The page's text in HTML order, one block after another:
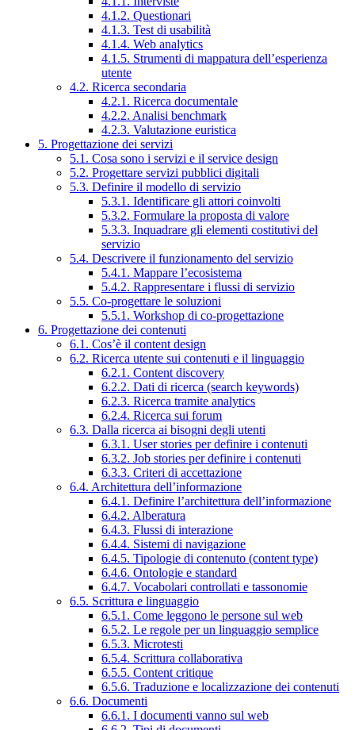
4.1.2. Questionari
4.1.3. Test di usabilità
4.1.4. Web analytics
4.1.5. Strumenti di mappatura dell’esperienza
utente
4.2. Ricerca secondaria
4.2.1. Ricerca documentale
4.2.2. Analisi benchmark
4.2.3. Valutazione euristica
5. Progettazione dei servizi
5.1. Cosa sono i servizi e il service design
5.2. Progettare servizi pubblici digitali
5.3. Definire il modello di servizio
5.3.1. Identificare gli attori coinvolti
5.3.2. Formulare la proposta di valore
5.3.3. Inquadrare gli elementi costitutivi del
servizio
5.4. Descrivere il funzionamento del servizio
5.4.1. Mappare l’ecosistema
5.4.2. Rappresentare i flussi di servizio
5.5. Co-progettare le soluzioni
5.5.1. Workshop di co-progettazione
6. Progettazione dei contenuti
6.1. Cos’è il content design
6.2. Ricerca utente sui contenuti e il linguaggio
6.2.1. Content discovery
6.2.2. Dati di ricerca (search keywords)
6.2.3. Ricerca tramite analytics
6.2.4. Ricerca sui forum
6.3. Dalla ricerca ai bisogni degli utenti
6.3.1. User stories per definire i contenuti
6.3.2. Job stories per definire i contenuti
6.3.3. Criteri di accettazione
6.4. Architettura dell’informazione
6.4.1. Definire l’architettura dell’informazione
6.4.2. Alberatura
6.4.3. Flussi di interazione
6.4.4. Sistemi di navigazione
6.4.5. Tipologie di contenuto (content type)
6.4.6. Ontologie e standard
6.4.7. Vocabolari controllati e tassonomie
6.5. Scrittura e linguaggio
6.5.1. Come leggono le persone sul web
6.5.2. Le regole per un linguaggio semplice
6.5.3. Microtesti
6.5.4. Scrittura collaborativa
6.5.5. Content critique
6.5.6. Traduzione e localizzazione dei contenuti
6.6. Documenti
6.6.1. I documenti vanno sul web